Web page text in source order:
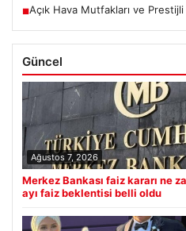
■Açık Hava Mutfakları ve Prestijli
Güncel
Ağustos 7, 2026
Merkez Bankası faiz kararı ne
ayı faiz beklentisi belli oldu